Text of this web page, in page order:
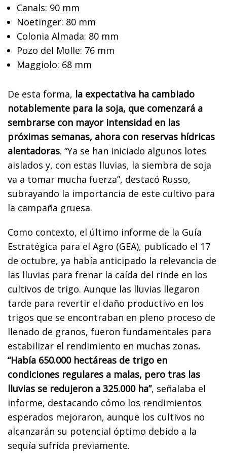
Canals: 90 mm
Noetinger: 80 mm
Colonia Almada: 80 mm
Pozo del Molle: 76 mm
Maggiolo: 68 mm
De esta forma, la expectativa ha cambiado
notablemente para la soja, que comenzará a
sembrarse con mayor intensidad en las
próximas semanas, ahora con reservas hídricas
alentadoras. “Ya se han iniciado algunos lotes
aislados y, con estas lluvias, la siembra de soja
va a tomar mucha fuerza”, destacó Russo,
subrayando la importancia de este cultivo para
la campaña gruesa.
Como contexto, el último informe de la Guía
Estratégica para el Agro (GEA), publicado el 17
de octubre, ya había anticipado la relevancia de
las lluvias para frenar la caída del rinde en los
cultivos de trigo. Aunque las lluvias llegaron
tarde para revertir el daño productivo en los
trigos que se encontraban en pleno proceso de
llenado de granos, fueron fundamentales para
estabilizar el rendimiento en muchas zonas.
“Había 650.000 hectáreas de trigo en
condiciones regulares a malas, pero tras las
lluvias se redujeron a 325.000 ha”, señalaba el
informe, destacando cómo los rendimientos
esperados mejoraron, aunque los cultivos no
alcanzarán su potencial óptimo debido a la
sequía sufrida previamente.